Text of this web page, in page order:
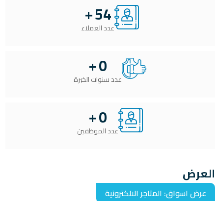
54
+
عدد العملاء
0
+
عدد سنوات الخبرة
0
+
عدد الموظفين
العرض
عرض اسواق: المتاجر الالكترونية